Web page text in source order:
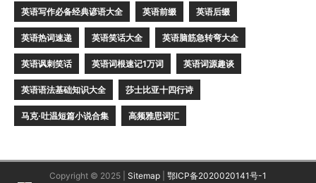
英语写作必备经典谚语大全 英语前缀 英语后缀
英语热词速递 英语笑话大全 英语脑筋急转弯大全
英语讽刺笑话 英语词根速记1万词 英语词源趣谈
英语语法基础知识大全 莎士比亚十四行诗
马克·吐温短篇小说合集 高频雅思词汇
Copyright © 2025 | Sitemap 鄂ICP备2020020141号-1